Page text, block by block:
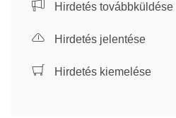
Hirdetés továbbküldése
Hirdetés jelentése
Hirdetés kiemelése